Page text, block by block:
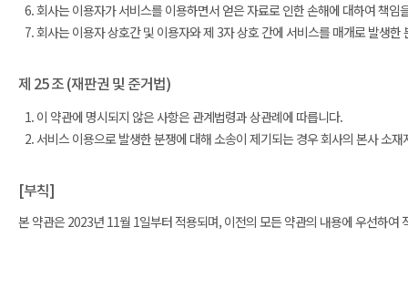
회사는 이용자가 서비스를 이용하면서 얻은 자료로 인한 손해에 대하여 책임
회사는 이용자 상호간 및 이용자와 제 3자 상호 간에 서비스를 매개로 발생
제 25 조 (재판권 및 준거법)
이 약관에 명시되지 않은 사항은 관계법령과 상관례에 따릅니다.
서비스 이용으로 발생한 분쟁에 대해 소송이 제기되는 경우 회사의 본사 소
[부칙]
본 약관은 2023년 11월 1일부터 적용되며, 이전의 모든 약관의 내용에 우선하여